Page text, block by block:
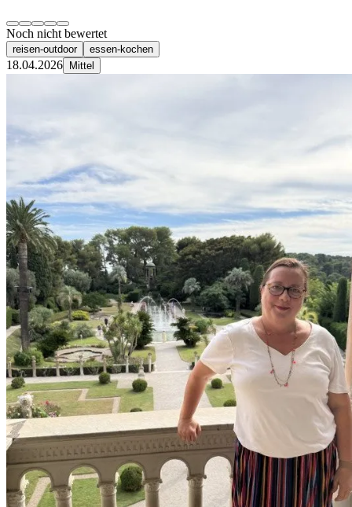
Noch nicht bewertet
reisen-outdoor essen-kochen
18.04.2026 Mittel